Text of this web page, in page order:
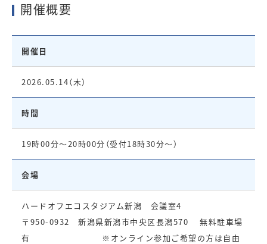
開催概要
開催日
2026.05.14（木）
時間
19時00分～20時00分（受付18時30分～）
会場
ハードオフエコスタジアム新潟 会議室4
〒950-0932 新潟県新潟市中央区長潟570 無料駐車場
有 ※オンライン参加ご希望の方は自由